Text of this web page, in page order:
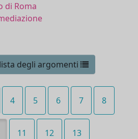
di Roma
degli argomenti
4 5 6 7 8
11 12 13